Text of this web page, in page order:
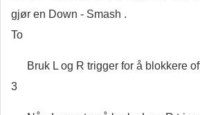
gjør en Down - Smash .
To
Bruk L og R trigger for å blokkere
3